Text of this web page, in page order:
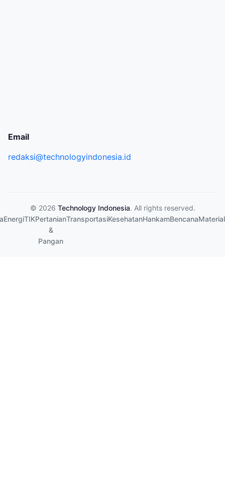
Email
redaksi@technologyindonesia.id
© 2026 Technology Indonesia. All rights reserved.
EnergiTIKPertanian
&
Pangan
TransportasiKesehatanHankamBencanaMaterial